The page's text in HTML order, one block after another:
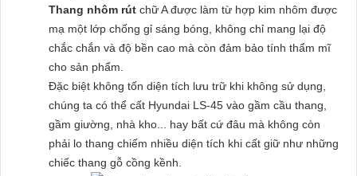
Thang nhôm rút chữ A được làm từ hợp kim nhôm được
mạ một lớp chống gỉ sáng bóng, không chỉ mang lại độ
chắc chắn và độ bền cao mà còn đảm bảo tính thẩm mĩ
cho sản phẩm.
Đặc biệt không tốn diện tích lưu trữ khi không sử dụng,
chúng ta có thể cất Hyundai LS-45 vào gầm cầu thang,
gầm giường, nhà kho... hay bất cứ đâu mà không còn
phải lo thang chiếm nhiều diện tích khi cất giữ như những
chiếc thang gỗ cồng kềnh.